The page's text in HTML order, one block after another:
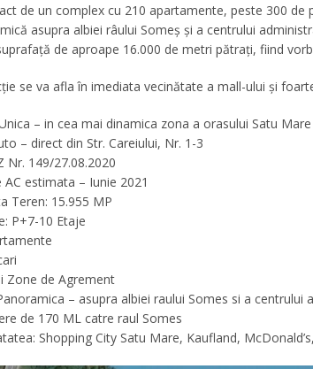
de un complex cu 210 apartamente, peste 300 de
asupra albiei râului Someș și a centrului
de aproape 16.000 de metri pătrați, fiind
se va afla în imediata vecinătate a mall-ului și
– in cea mai dinamica zona a orasului Satu Mare
– direct din Str. Careiului, Nr. 1-3
Nr. 149/27.08.2020
AC estimata – Iunie 2021
Teren: 15.955 MP
P+7-10 Etaje
Zone de Agrement
– asupra albiei raului Somes si a centrului
de 170 ML catre raul Somes
Shopping City Satu Mare, Kaufland,